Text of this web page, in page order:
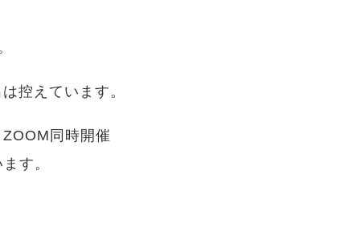
控えています。
同時開催
す。